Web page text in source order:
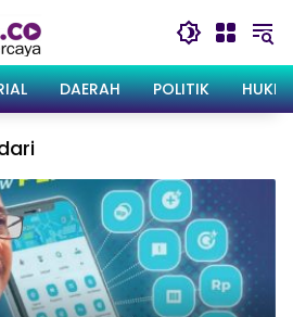
DAERAH POLITIK